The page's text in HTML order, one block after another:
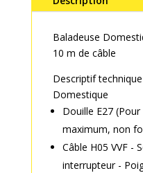
Baladeuse
10 m de câble
Descriptif
Domestique
Douille E27
maximum, non
Câble H05 VVF -
interrupteur -